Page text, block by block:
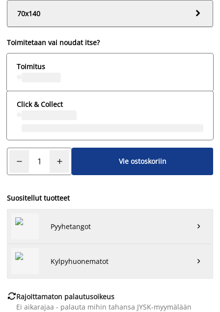
70x140

Toimitetaan vai noudat itse?
Toimitus
Click & Collect
Vie ostoskoriin
Suositellut tuotteet
Pyyhetangot 
Kylpyhuonematot 
Rajoittamaton palautusoikeus
Ei aikarajaa - palauta mihin tahansa JYSK-myymälään